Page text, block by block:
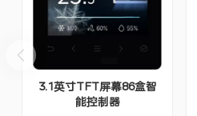
3.1英寸TFT屏幕86盒智
能控制器